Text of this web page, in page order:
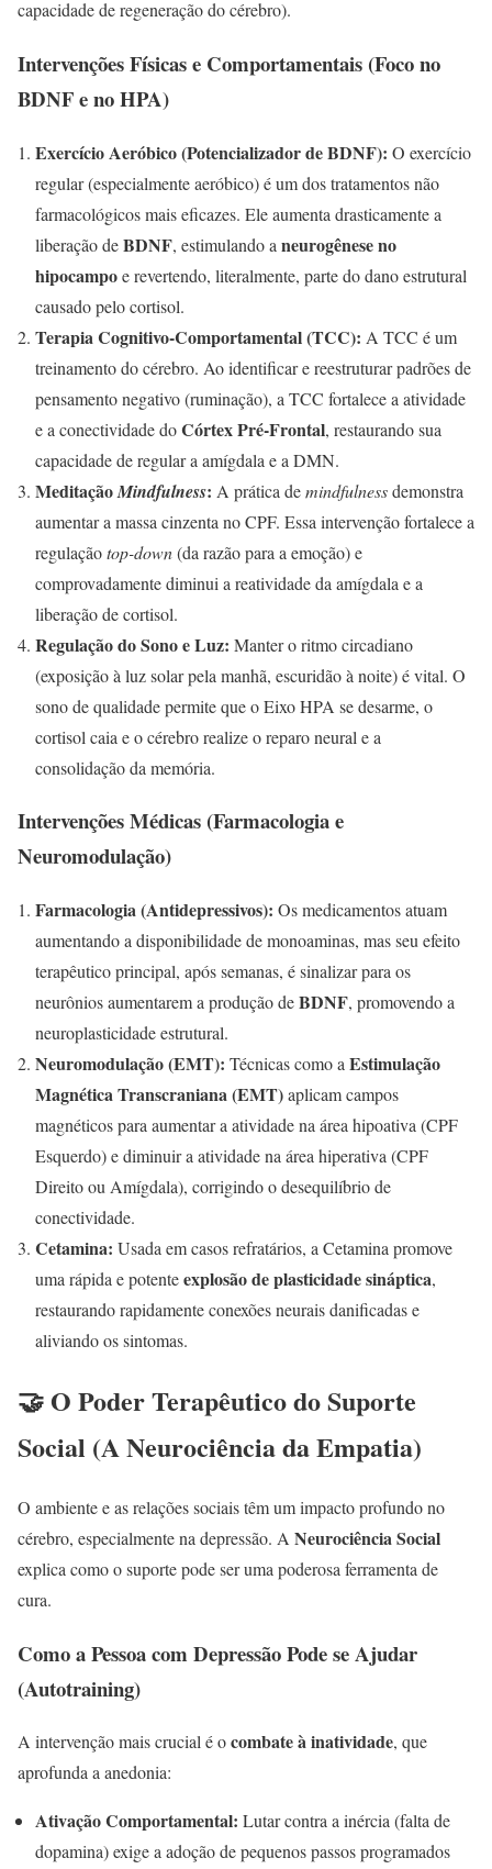
capacidade de regeneração do cérebro).
Intervenções Físicas e Comportamentais (Foco no
BDNF e no HPA)
Exercício Aeróbico (Potencializador de BDNF): O exercício
regular (especialmente aeróbico) é um dos tratamentos não
farmacológicos mais eficazes. Ele aumenta drasticamente a
liberação deBDNF, estimulando a neurogênese no
hipocampoe revertendo, literalmente, parte do dano estrutural
causado pelo cortisol.
Terapia Cognitivo-Comportamental (TCC): A TCC é um
treinamento do cérebro. Ao identificar e reestruturar padrões de
pensamento negativo (ruminação), a TCC fortalece a atividade
e a conectividade doCórtex Pré-Frontal, restaurando sua
capacidade de regular a amígdala e a DMN.
MeditaçãoMindfulness: A prática demindfulnessdemonstra
aumentar a massa cinzenta no CPF. Essa intervenção fortalece a
regulaçãotop-down(da razão para a emoção) e
comprovadamente diminui a reatividade da amígdala e a
liberação de cortisol.
Regulação do Sono e Luz: Manter o ritmo circadiano
(exposição à luz solar pela manhã, escuridão à noite) é vital. O
sono de qualidade permite que o Eixo HPA se desarme, o
cortisol caia e o cérebro realize o reparo neural e a
consolidação da memória.
Intervenções Médicas (Farmacologia e
Neuromodulação)
Farmacologia (Antidepressivos): Os medicamentos atuam
aumentando a disponibilidade de monoaminas, mas seu efeito
terapêutico principal, após semanas, é sinalizar para os
neurônios aumentarem a produção deBDNF, promovendo a
neuroplasticidade estrutural.
Neuromodulação (EMT): Técnicas como a Estimulação
Magnética Transcraniana (EMT)aplicam campos
magnéticos para aumentar a atividade na área hipoativa (CPF
Esquerdo) e diminuir a atividade na área hiperativa (CPF
Direito ou Amígdala), corrigindo o desequilíbrio de
conectividade.
Cetamina: Usada em casos refratários, a Cetamina promove
uma rápida e potenteexplosão de plasticidade sináptica,
restaurando rapidamente conexões neurais danificadas e
aliviando os sintomas.
🤝 O Poder Terapêutico do Suporte
Social (A Neurociência da Empatia)
O ambiente e as relações sociais têm um impacto profundo no
cérebro, especialmente na depressão. A Neurociência Social
explica como o suporte pode ser uma poderosa ferramenta de
cura.
Como a Pessoa com Depressão Pode se Ajudar
(Autotraining)
A intervenção mais crucial é ocombate à inatividade, que
aprofunda a anedonia:
Ativação Comportamental: Lutar contra a inércia (falta de
dopamina) exige a adoção de pequenos passos programados